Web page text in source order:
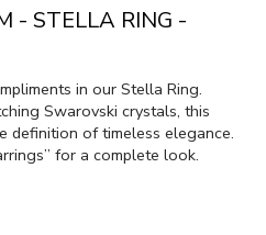
- STELLA RING -
in our Stella Ring.
Swarovski crystals, this
definition of timeless elegance.
for a complete look.